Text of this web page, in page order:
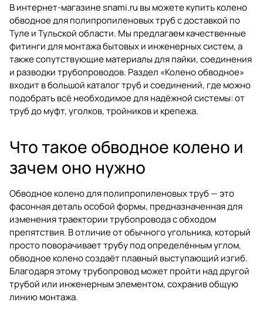
В интернет-магазинеsnami.ru вы можете купить колено
обводное для полипропиленовых труб с доставкой по
Туле и Тульской области. Мы предлагаем качественные
фитинги для монтажа бытовых и инженерных систем, а
также сопутствующие материалы для пайки, соединения
и разводки трубопроводов. Раздел «Колено обводное»
входит в большой каталогтруб и соединений, где можно
подобрать всё необходимое для надёжной системы: от
труб до муфт, уголков, тройников и крепежа.
Что такое обводное колено и
зачем оно нужно
Обводное колено для полипропиленовых труб — это
фасонная деталь особой формы, предназначенная для
изменения траектории трубопровода с обходом
препятствия. В отличие от обычного угольника, который
просто поворачивает трубу под определённым углом,
обводное колено создаёт плавный выступающий изгиб.
Благодаря этому трубопровод может пройти над другой
трубой или инженерным элементом, сохранив общую
линию монтажа.